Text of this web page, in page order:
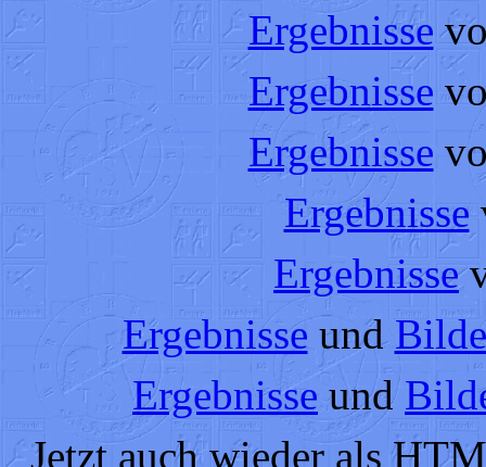
Ergebnisse
Ergebnisse
Ergebnisse
Ergebnisse
Ergebnisse
Ergebnisse und
Ergebnisse und
Jetzt auch wieder als